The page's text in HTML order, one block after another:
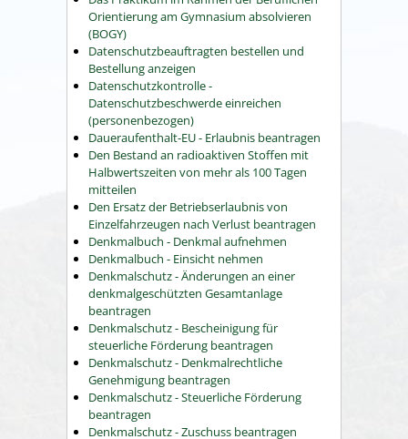
Orientierung am Gymnasium absolvieren
(BOGY)
Datenschutzbeauftragten bestellen und
Bestellung anzeigen
Datenschutzkontrolle -
Datenschutzbeschwerde einreichen
(personenbezogen)
Daueraufenthalt-EU - Erlaubnis beantragen
Den Bestand an radioaktiven Stoffen mit
Halbwertszeiten von mehr als 100 Tagen
mitteilen
Den Ersatz der Betriebserlaubnis von
Einzelfahrzeugen nach Verlust beantragen
Denkmalbuch - Denkmal aufnehmen
Denkmalbuch - Einsicht nehmen
Denkmalschutz - Änderungen an einer
denkmalgeschützten Gesamtanlage
beantragen
Denkmalschutz - Bescheinigung für
steuerliche Förderung beantragen
Denkmalschutz - Denkmalrechtliche
Genehmigung beantragen
Denkmalschutz - Steuerliche Förderung
beantragen
Denkmalschutz - Zuschuss beantragen